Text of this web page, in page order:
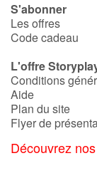
S'abonner
Les offres
Code cadeau
L'offre
Conditions
Aide
Plan du site
Flyer de
Découvrez